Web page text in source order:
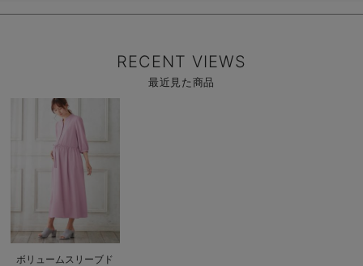
RECENT VIEWS
最近見た商品
商
ボリュームスリーブド